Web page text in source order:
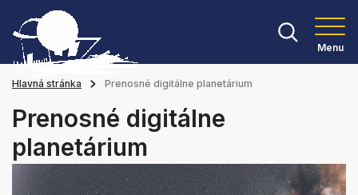
Menu
Hlavná stránka Prenosné digitálne planetárium
Prenosné digitálne
planetárium